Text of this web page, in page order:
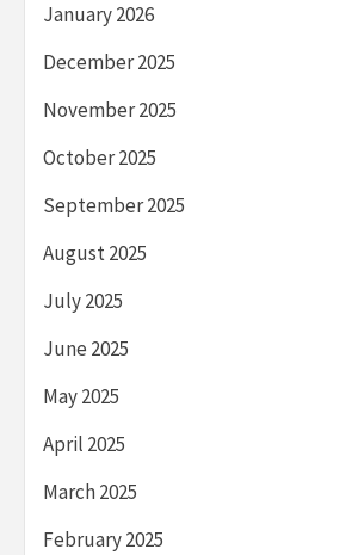
January 2026
December 2025
November 2025
October 2025
September 2025
August 2025
July 2025
June 2025
May 2025
April 2025
March 2025
February 2025